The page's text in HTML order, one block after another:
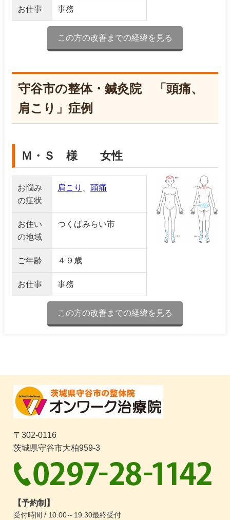
お仕事 事務
この方の改善までの経緯を見る
守谷市の整体・鍼灸院 「頭痛、
肩こり」症例
Ｍ・Ｓ 様 女性
お悩み
の症状
肩こり 、頭痛
お住い
の地域
つくばみらい市
ご年齢 ４９歳
お仕事 事務
この方の改善までの経緯を見る
〒302-0116
茨城県守谷市大柏959-3
【予約制】
受付時間 / 10:00～19:30最終受付